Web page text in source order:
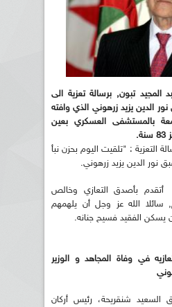
المجيد تبون, برسالة تعزية الى
نور الدين يزيد زرهوني الذي وافته
بالمستشفى العسكري بعين
التعزية : "تلقيت اليوم بحزن نبأ
نور الدين يزيد زرهوني.
بأصدق التعازي وخالص
سائلا الله عز وجل أن يلهمهم
يسكن الفقيد فسيح جنانه.
في وفاة المجاهد و الوزير
السعيد شنقريحة، رئيس أركان